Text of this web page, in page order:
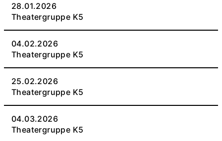
28.01.2026
Theatergruppe K5
04.02.2026
Theatergruppe K5
25.02.2026
Theatergruppe K5
04.03.2026
Theatergruppe K5